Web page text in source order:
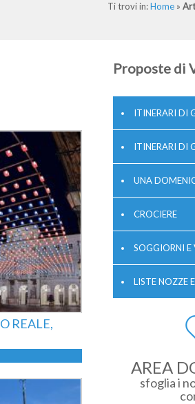
Ti trovi in:Home »
REALE,
Proposte di
ITINERARI DI
ITINERARI DI
UNA
CROCIERE
SOGGIORNI E
LISTE NOZZE
AREA
sfoglia i